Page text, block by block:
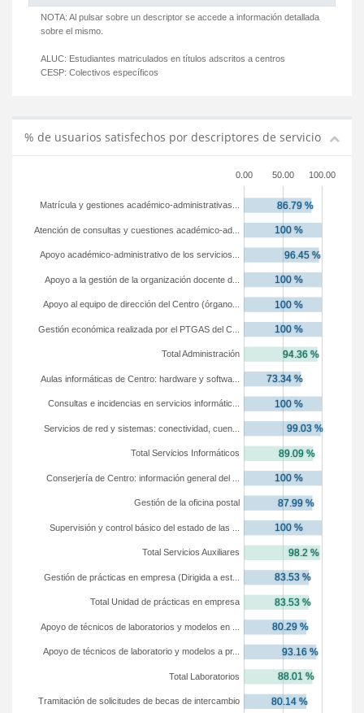
NOTA: Al pulsar sobre un descriptor se accede a información detallada
sobre el mismo.
ALUC: Estudiantes matriculados en títulos adscritos a centros
CESP: Colectivos específicos
% de usuarios satisfechos por descriptores de servicio
0.00 50.00 100.00
Tramitación de solicitudes de becas de intercambio
Total Laboratorios
Apoyo de técnicos de laboratorio y modelos a pr...
Apoyo de técnicos de laboratorios y modelos en ...
Total Unidad de prácticas en empresa
Gestión de prácticas en empresa (Dirigida a est...
Total Servicios Auxiliares
Supervisión y control básico del estado de las ...
Gestión de la oficina postal
Conserjería de Centro: información general del ...
Total Servicios Informáticos
Servicios de red y sistemas: conectividad, cuen...
Consultas e incidencias en servicios informátic...
Aulas informáticas de Centro: hardware y softwa...
Total Administración
Gestión económica realizada por el PTGAS del C...
Apoyo al equipo de dirección del Centro (órgano...
Apoyo a la gestión de la organización docente d...
Apoyo académico-administrativo de los servicios...
Atención de consultas y cuestiones académico-ad...
Matrícula y gestiones académico-administrativas...